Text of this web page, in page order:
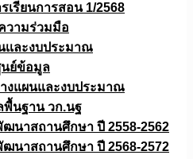
เรียนการสอน 1/2568
วามร่วมมือ
เเละงบประมาณ
นย์ข้อมูล
งแผนและงบประมาณ
นฐาน วก.นฐ
นาสถานศึกษา ปี 2558-2562
นาสถานศึกษา ปี 2568-2572